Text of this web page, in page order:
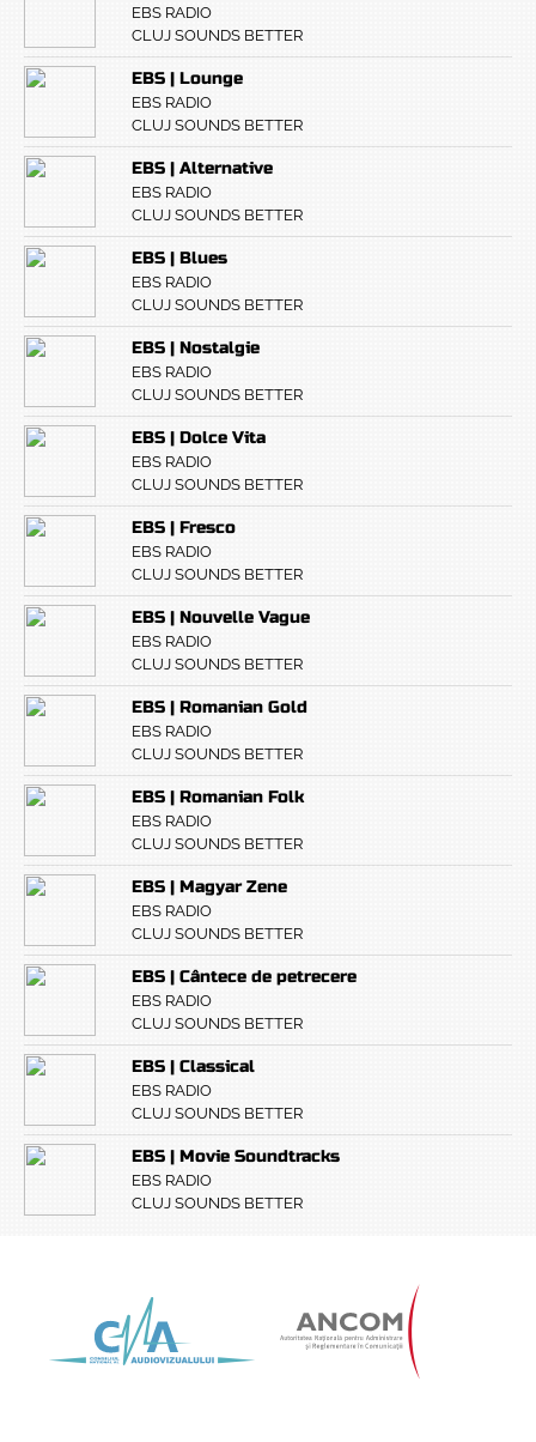
EBS RADIO
CLUJ SOUNDS BETTER
EBS | Lounge
EBS RADIO
CLUJ SOUNDS BETTER
EBS | Alternative
EBS RADIO
CLUJ SOUNDS BETTER
EBS | Blues
EBS RADIO
CLUJ SOUNDS BETTER
EBS | Nostalgie
EBS RADIO
CLUJ SOUNDS BETTER
EBS | Dolce Vita
EBS RADIO
CLUJ SOUNDS BETTER
EBS | Fresco
EBS RADIO
CLUJ SOUNDS BETTER
EBS | Nouvelle Vague
EBS RADIO
CLUJ SOUNDS BETTER
EBS | Romanian Gold
EBS RADIO
CLUJ SOUNDS BETTER
EBS | Romanian Folk
EBS RADIO
CLUJ SOUNDS BETTER
EBS | Magyar Zene
EBS RADIO
CLUJ SOUNDS BETTER
EBS | Cântece de petrecere
EBS RADIO
CLUJ SOUNDS BETTER
EBS | Classical
EBS RADIO
CLUJ SOUNDS BETTER
EBS | Movie Soundtracks
EBS RADIO
CLUJ SOUNDS BETTER